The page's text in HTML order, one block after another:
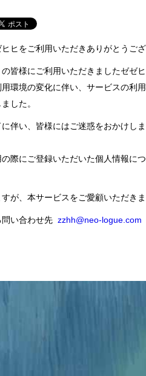
ヒをご利用いただきありがとうござ
皆様にご利用いただきましたゼゼ
用環境の変化に伴い、サービスの利
した。
伴い、皆様にはご迷惑をおかけし
際にご登録いただいた個人情報に
が、本サービスをご愛顧いただき
い合わせ先 zzhh@neo-logue.com